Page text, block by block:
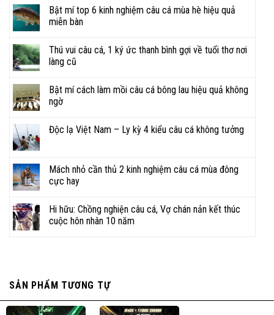
Bật mí top 6 kinh nghiệm câu cá mùa hè hiệu quả
miễn bàn
Thú vui câu cá, 1 ký ức thanh bình gợi về tuổi thơ nơi
làng cũ
Bật mí cách làm mồi câu cá bông lau hiệu quả không
ngờ
Độc lạ Việt Nam – Ly kỳ 4 kiểu câu cá không tưởng
Mách nhỏ cần thủ 2 kinh nghiệm câu cá mùa đông
cực hay
Hi hữu: Chồng nghiện câu cá, Vợ chán nản kết thúc
cuộc hôn nhân 10 năm
SẢN PHẨM TƯƠNG TỰ